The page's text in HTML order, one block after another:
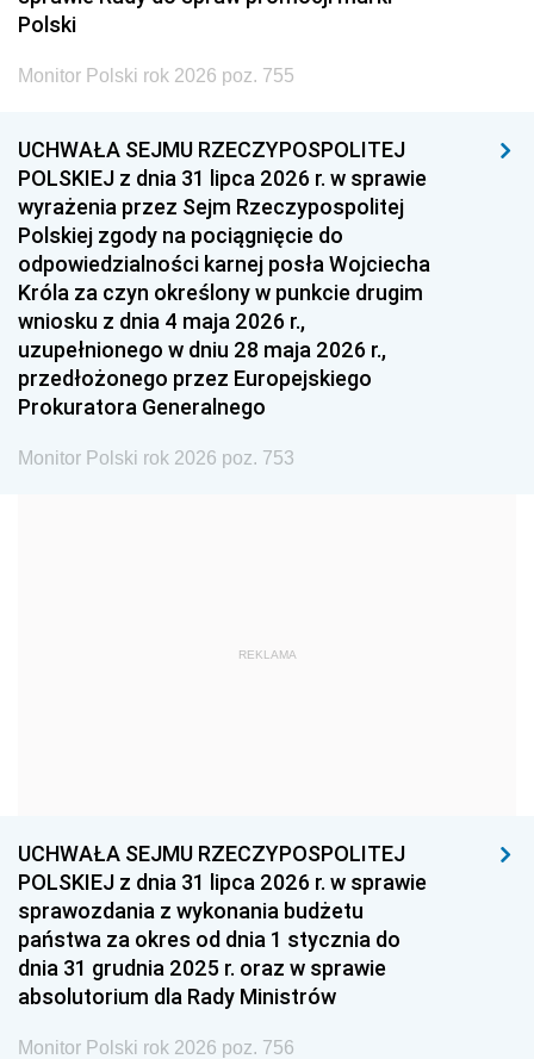
2005
1996 1995 1994
1993 1992 1991
1990 1989
1987 1986 1985
1984 1983
1981 1980 1979
1978 1977
1975 1974
1959
1939 1938 1937
1936 1930
Polski
Monitor Polski rok 2026 poz. 755
UCHWAŁA SEJMU RZECZYPOSPOLITEJ
POLSKIEJ z dnia 31 lipca 2026 r. w sprawie
wyrażenia przez Sejm Rzeczypospolitej
Polskiej zgody na pociągnięcie do
odpowiedzialności karnej posła Wojciecha
Króla za czyn określony w punkcie drugim
wniosku z dnia 4 maja 2026 r.,
uzupełnionego w dniu 28 maja 2026 r.,
przedłożonego przez Europejskiego
Prokuratora Generalnego
Monitor Polski rok 2026 poz. 753
REKLAMA
UCHWAŁA SEJMU RZECZYPOSPOLITEJ
POLSKIEJ z dnia 31 lipca 2026 r. w sprawie
sprawozdania z wykonania budżetu
państwa za okres od dnia 1 stycznia do
dnia 31 grudnia 2025 r. oraz w sprawie
absolutorium dla Rady Ministrów
Monitor Polski rok 2026 poz. 756